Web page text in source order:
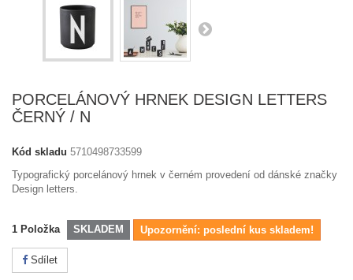
PORCELÁNOVÝ HRNEK DESIGN LETTERS
ČERNÝ / N
Kód skladu 5710498733599
Typografický porcelánový hrnek v černém provedení od dánské značky
Design letters.
1 Položka SKLADEM Upozornění: poslední kus skladem!
Sdílet